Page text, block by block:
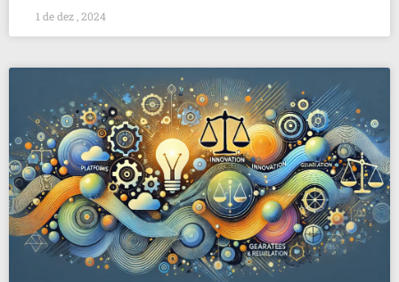
1 de dez , 2024